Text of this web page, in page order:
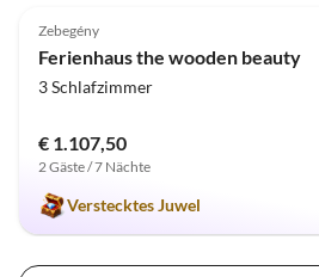
Zebegény
Ferienhaus the wooden beauty
3 Schlafzimmer
€ 1.107,50
2 Gäste / 7 Nächte
Verstecktes Juwel